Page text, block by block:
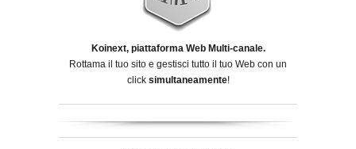
Koinext, piattaforma Web Multi-canale.
Rottama il tuo sito e gestisci tutto il tuo Web con un
click simultaneamente!